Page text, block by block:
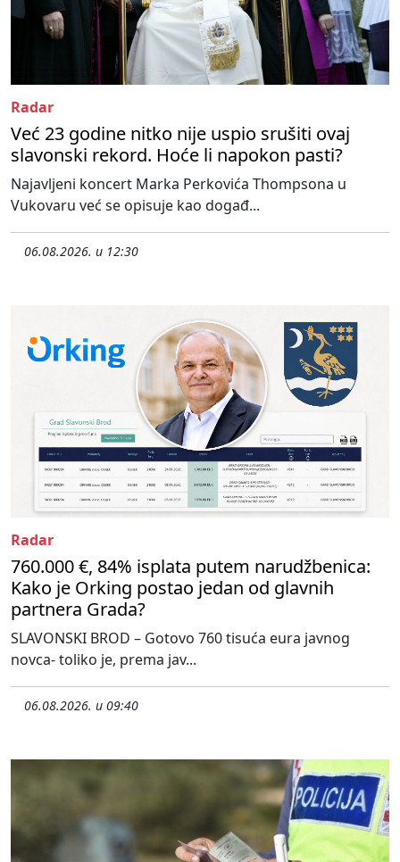
Radar
Već 23 godine nitko nije uspio srušiti ovaj
slavonski rekord. Hoće li napokon pasti?
Najavljeni koncert Marka Perkovića Thompsona u
Vukovaru već se opisuje kao događ...
06.08.2026. u 12:30
Radar
760.000 €, 84% isplata putem narudžbenica:
Kako je Orking postao jedan od glavnih
partnera Grada?
SLAVONSKI BROD – Gotovo 760 tisuća eura javnog
novca- toliko je, prema jav...
06.08.2026. u 09:40